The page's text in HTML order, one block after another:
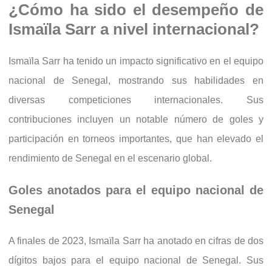
¿Cómo ha sido el desempeño de
Ismaïla Sarr a nivel internacional?
Ismaïla Sarr ha tenido un impacto significativo en el equipo
nacional de Senegal, mostrando sus habilidades en
diversas competiciones internacionales. Sus
contribuciones incluyen un notable número de goles y
participación en torneos importantes, que han elevado el
rendimiento de Senegal en el escenario global.
Goles anotados para el equipo nacional de
Senegal
A finales de 2023, Ismaïla Sarr ha anotado en cifras de dos
dígitos bajos para el equipo nacional de Senegal. Sus